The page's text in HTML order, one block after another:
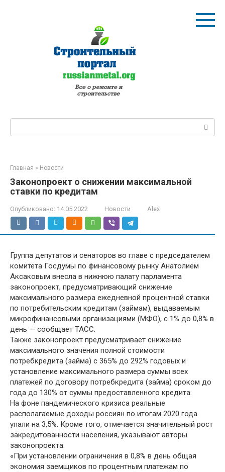
Поиск:
Главная » Новости
Законопроект о снижении максимальной
ставки по кредитам
Опубликовано: 14.05.2022 Новости Alex
Группа депутатов и сенаторов во главе с председателем
комитета Госдумы по финансовому рынку Анатолием
Аксаковым внесла в нижнюю палату парламента
законопроект, предусматривающий снижение
максимального размера ежедневной процентной ставки
по потребительским кредитам (займам), выдаваемым
микрофинансовыми организациями (МФО), с 1% до 0,8% в
день — сообщает ТАСС.
Также законопроект предусматривает снижение
максимального значения полной стоимости
потребкредита (займа) с 365% до 292% годовых и
установление максимального размера суммы всех
платежей по договору потребкредита (займа) сроком до
года до 130% от суммы предоставленного кредита.
На фоне пандемического кризиса реальные
располагаемые доходы россиян по итогам 2020 года
упали на 3,5%. Кроме того, отмечается значительный рост
закредитованности населения, указывают авторы
законопроекта.
«При установлении ограничения в 0,8% в день общая
экономия заемщиков по процентным платежам по